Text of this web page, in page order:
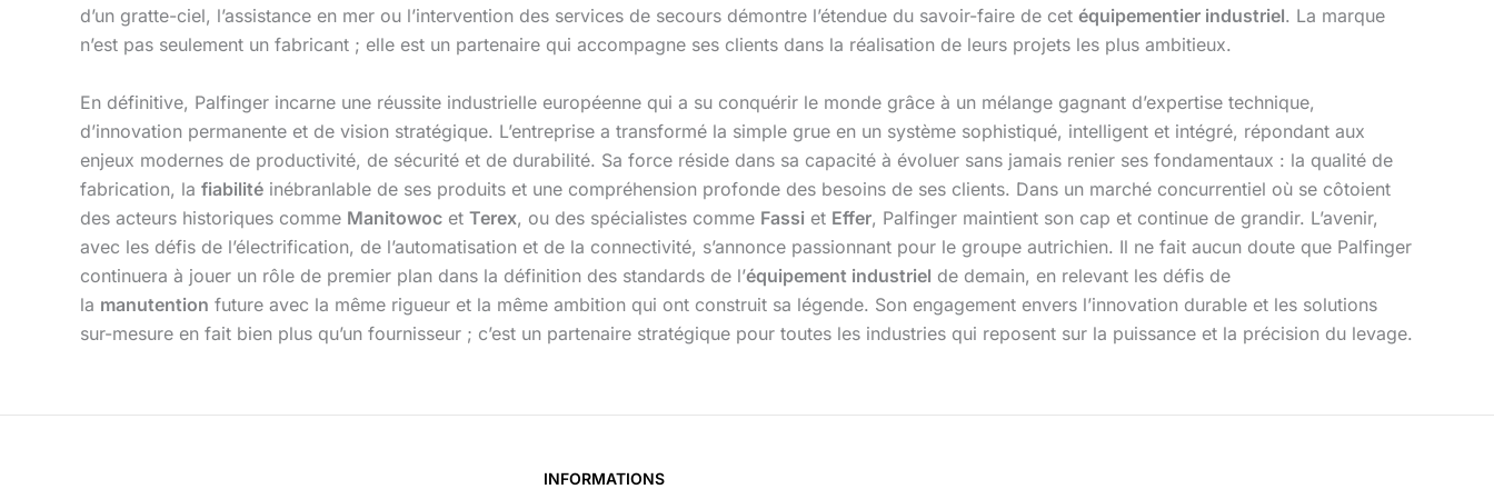
d’un gratte-ciel, l’assistance en mer ou l’intervention des services de secours démontre l’étendue du savoir-faire de cet équipementier industriel. La marque
n’est pas seulement un fabricant ; elle est un partenaire qui accompagne ses clients dans la réalisation de leurs projets les plus ambitieux.
En définitive, Palfinger incarne une réussite industrielle européenne qui a su conquérir le monde grâce à un mélange gagnant d’expertise technique,
d’innovation permanente et de vision stratégique. L’entreprise a transformé la simple grue en un système sophistiqué, intelligent et intégré, répondant aux
enjeux modernes de productivité, de sécurité et de durabilité. Sa force réside dans sa capacité à évoluer sans jamais renier ses fondamentaux : la qualité de
fabrication, la fiabilité inébranlable de ses produits et une compréhension profonde des besoins de ses clients. Dans un marché concurrentiel où se côtoient
des acteurs historiques comme Manitowoc et Terex, ou des spécialistes comme Fassi et Effer, Palfinger maintient son cap et continue de grandir. L’avenir,
avec les défis de l’électrification, de l’automatisation et de la connectivité, s’annonce passionnant pour le groupe autrichien. Il ne fait aucun doute que Palfinger
continuera à jouer un rôle de premier plan dans la définition des standards de l’équipement industriel de demain, en relevant les défis de
la manutention future avec la même rigueur et la même ambition qui ont construit sa légende. Son engagement envers l’innovation durable et les solutions
sur-mesure en fait bien plus qu’un fournisseur ; c’est un partenaire stratégique pour toutes les industries qui reposent sur la puissance et la précision du levage.
INFORMATIONS